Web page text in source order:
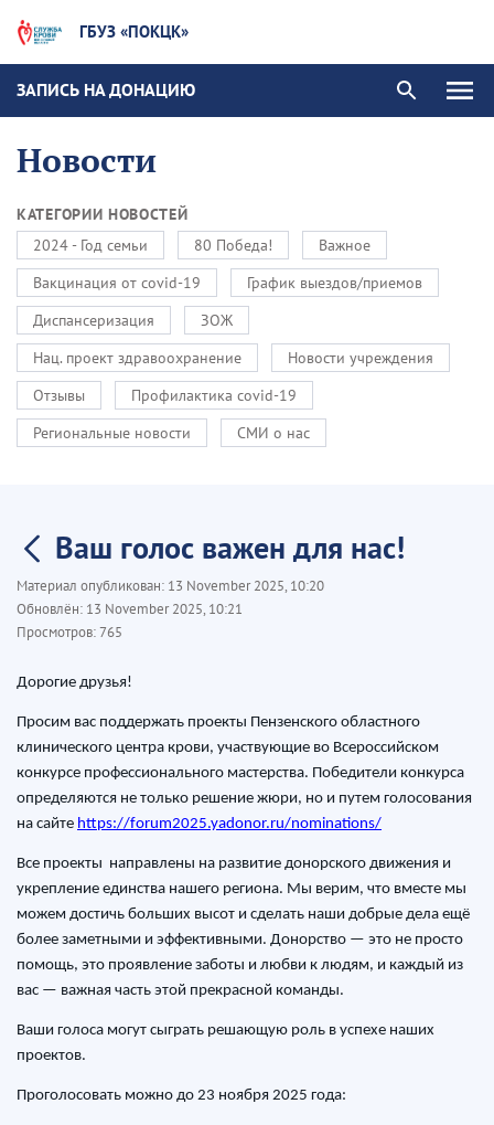
ГБУЗ «ПОКЦК»
ЗАПИСЬ НА ДОНАЦИЮ
Новости
КАТЕГОРИИ НОВОСТЕЙ
2024 - Год семьи
80 Победа!
Важное
Вакцинация от covid-19
График выездов/приемов
Диспансеризация
ЗОЖ
Нац. проект здравоохранение
Новости учреждения
Отзывы
Профилактика covid-19
Региональные новости
СМИ о нас
Ваш голос важен для нас!
Материал опубликован: 13 November 2025, 10:20
Обновлён: 13 November 2025, 10:21
Просмотров:765
Дорогие друзья!
Просим вас поддержать проекты Пензенского областного
клинического центра крови, участвующие во Всероссийском
конкурсе профессионального мастерства. Победители конкурса
определяются не только решение жюри, но и путем голосования
на сайте https://forum2025.yadonor.ru/nominations/
Все проекты направлены на развитие донорского движения и
укрепление единства нашего региона. Мы верим, что вместе мы
можем достичь больших высот и сделать наши добрые дела ещё
более заметными и эффективными. Донорство — это не просто
помощь, это проявление заботы и любви к людям, и каждый из
вас — важная часть этой прекрасной команды.
Ваши голоса могут сыграть решающую роль в успехе наших
проектов.
Проголосовать можно до 23 ноября 2025 года: